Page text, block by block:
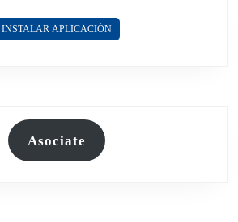
INSTALAR APLICACIÓN
Asociate